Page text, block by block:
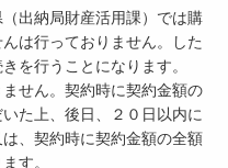
出納局財産活用課）では購
は行っておりません。した
を行うことになります。
せん。契約時に契約金額の
た上、後日、２０日以内に
、契約時に契約金額の全額
す。